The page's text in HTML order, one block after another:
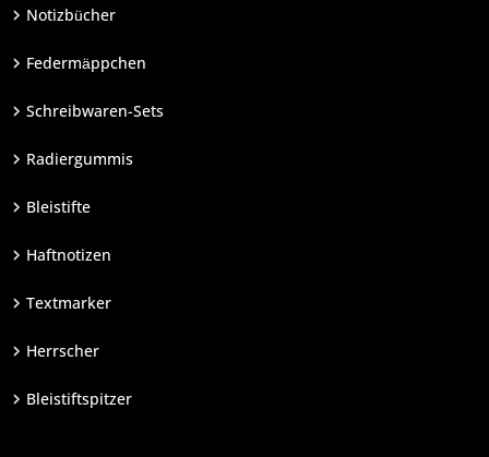
Notizbücher
Federmäppchen
Schreibwaren-Sets
Radiergummis
Bleistifte
Haftnotizen
Textmarker
Herrscher
Bleistiftspitzer